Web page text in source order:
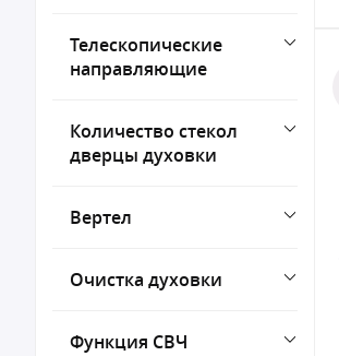
Телескопические
направляющие
Количество стекол
дверцы духовки
Вертел
Очистка духовки
Функция СВЧ